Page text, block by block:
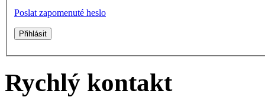
Poslat zapomenuté heslo
Rychlý kontakt